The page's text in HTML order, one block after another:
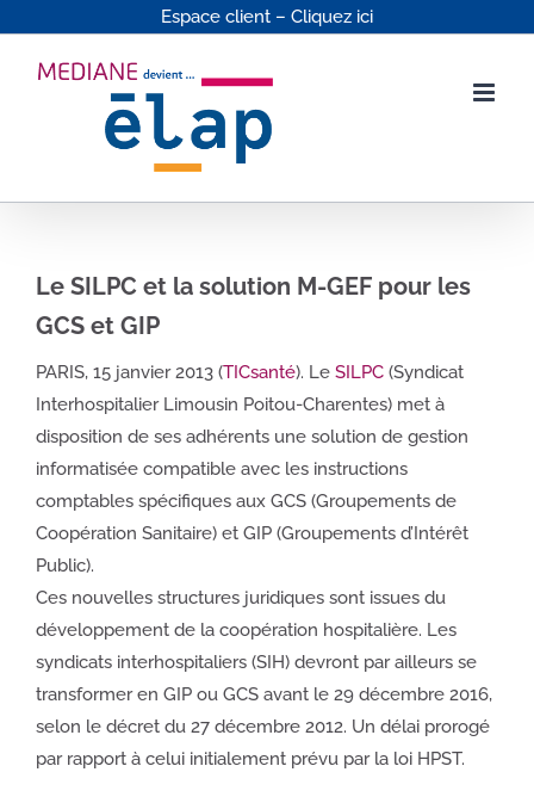
contenu
Espace client – Cliquez ici
Le SILPC et la solution M-GEF pour les
GCS et GIP
PARIS, 15 janvier 2013 (TICsanté). Le SILPC (Syndicat
Interhospitalier Limousin Poitou-Charentes) met à
disposition de ses adhérents une solution de gestion
informatisée compatible avec les instructions
comptables spécifiques aux GCS (Groupements de
Coopération Sanitaire) et GIP (Groupements d’Intérêt
Public).
Ces nouvelles structures juridiques sont issues du
développement de la coopération hospitalière. Les
syndicats interhospitaliers (SIH) devront par ailleurs se
transformer en GIP ou GCS avant le 29 décembre 2016,
selon le décret du 27 décembre 2012. Un délai prorogé
par rapport à celui initialement prévu par la loi HPST.